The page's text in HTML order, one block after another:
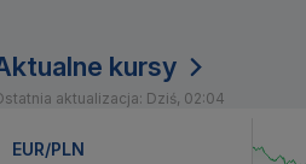
kursy
aktualizacja: Dziś, 02:04
EUR/PLN